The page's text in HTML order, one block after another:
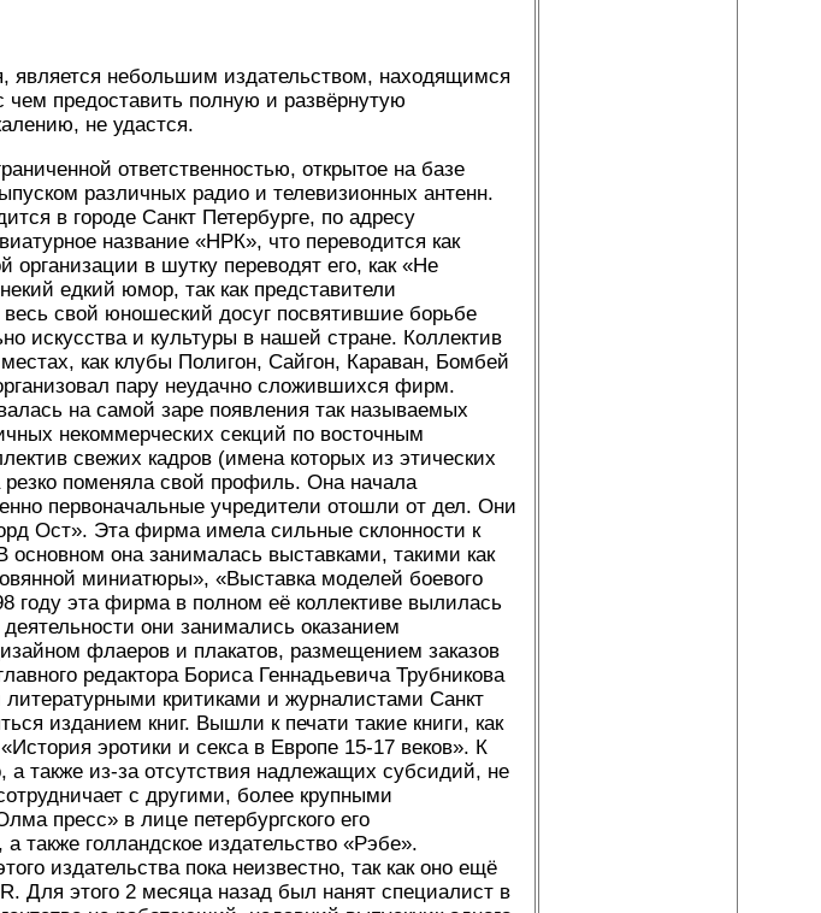
является небольшим издательством, находящимся
чем предоставить полную и развёрнутую
не удастся.
ответственностью, открытое на базе
различных радио и телевизионных антенн.
в городе Санкт Петербурге, по адресу
название «НРК», что переводится как
организации в шутку переводят его, как «Не
едкий юмор, так как представители
свой юношеский досуг посвятившие борьбе
искусства и культуры в нашей стране. Коллектив
как клубы Полигон, Сайгон, Караван, Бомбей
пару неудачно сложившихся фирм.
на самой заре появления так называемых
некоммерческих секций по восточным
свежих кадров (имена которых из этических
поменяла свой профиль. Она начала
первоначальные учредители отошли от дел. Они
Ост». Эта фирма имела сильные склонности к
она занималась выставками, такими как
миниатюры», «Выставка моделей боевого
году эта фирма в полном её коллективе вылилась
они занимались оказанием
флаеров и плакатов, размещением заказов
редактора Бориса Геннадьевича Трубникова
критиками и журналистами Санкт
изданием книг. Вышли к печати такие книги, как
эротики и секса в Европе 15-17 веков». К
также из-за отсутствия надлежащих субсидий, не
с другими, более крупными
пресс» в лице петербургского его
также голландское издательство «Рэбе».
издательства пока неизвестно, так как оно ещё
Для этого 2 месяца назад был нанят специалист в